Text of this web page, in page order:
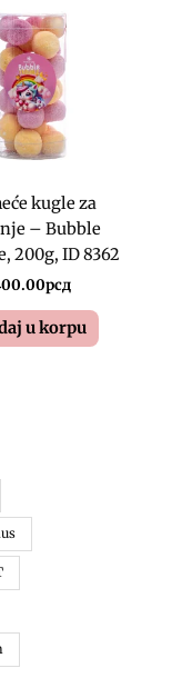
kugle za
– Bubble
200g, ID 8362
рсд
u korpu